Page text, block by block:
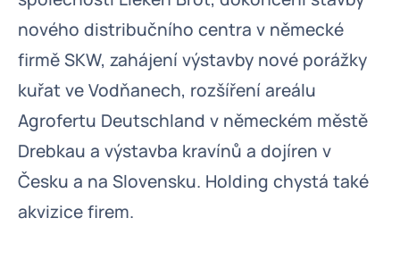
nového distribučního centra v německé
firmě SKW, zahájení výstavby nové porážky
kuřat ve Vodňanech, rozšíření areálu
Agrofertu Deutschland v německém městě
Drebkau a výstavba kravínů a dojíren v
Česku a na Slovensku. Holding chystá také
akvizice firem.